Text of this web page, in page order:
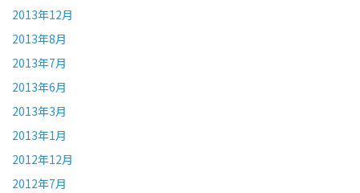
2013年12月
2013年8月
2013年7月
2013年6月
2013年3月
2013年1月
2012年12月
2012年7月